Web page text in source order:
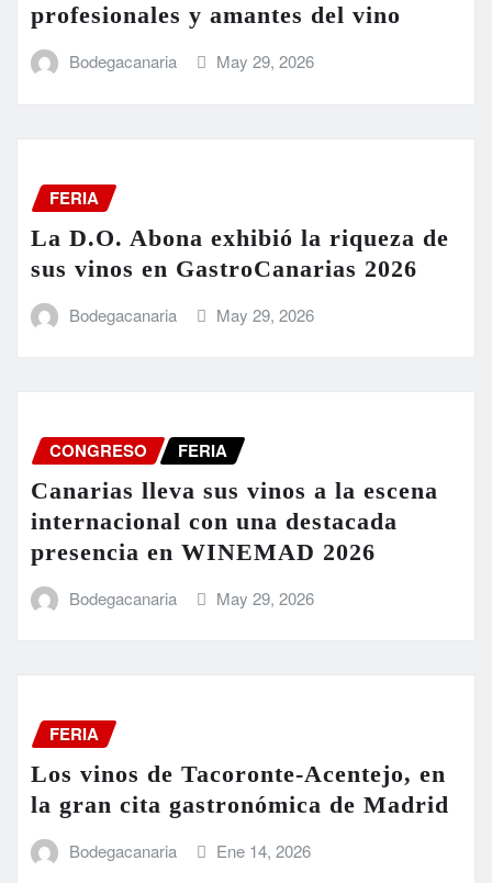
profesionales y amantes del vino
Bodegacanaria May 29, 2026
FERIA
La D.O. Abona exhibió la riqueza de
sus vinos en GastroCanarias 2026
Bodegacanaria May 29, 2026
CONGRESO FERIA
Canarias lleva sus vinos a la escena
internacional con una destacada
presencia en WINEMAD 2026
Bodegacanaria May 29, 2026
FERIA
Los vinos de Tacoronte-Acentejo, en
la gran cita gastronómica de Madrid
Bodegacanaria Ene 14, 2026